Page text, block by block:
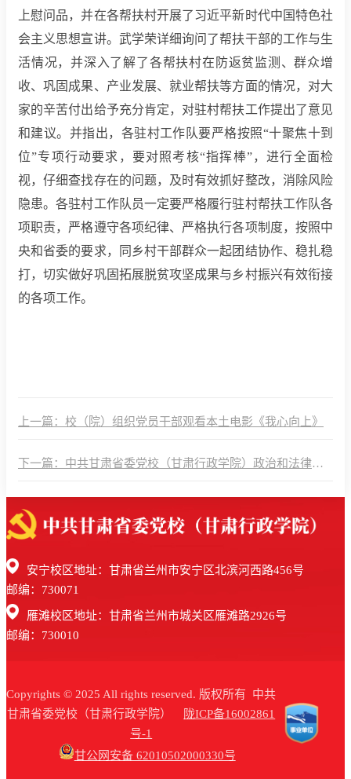
上慰问品，并在各帮扶村开展了习近平新时代中国特色社
会主义思想宣讲。武学荣详细询问了帮扶干部的工作与生
活情况，并深入了解了各帮扶村在防返贫监测、群众增
收、巩固成果、产业发展、就业帮扶等方面的情况，对大
家的辛苦付出给予充分肯定，对驻村帮扶工作提出了意见
和建议。并指出，各驻村工作队要严格按照“十聚焦十到
位”专项行动要求，要对照考核“指挥棒”，进行全面检
视，仔细查找存在的问题，及时有效抓好整改，消除风险
隐患。各驻村工作队员一定要严格履行驻村帮扶工作队各
项职责，严格遵守各项纪律、严格执行各项制度，按照中
央和省委的要求，同乡村干部群众一起团结协作、稳扎稳
打，切实做好巩固拓展脱贫攻坚成果与乡村振兴有效衔接
的各项工作。
上一篇：校（院）组织党员干部观看本土电影《我心向上》
下一篇：中共甘肃省委党校（甘肃行政学院）政治和法律教
安宁校区地址：甘肃省兰州市安宁区北滨河西路456号
邮编：730071
雁滩校区地址：甘肃省兰州市城关区雁滩路2926号
邮编：730010
Copyrights © 2025 All rights reserved. 版权所有 中共
甘肃省委党校（甘肃行政学院）
陇ICP备16002861
号-1
甘公网安备 62010502000330号